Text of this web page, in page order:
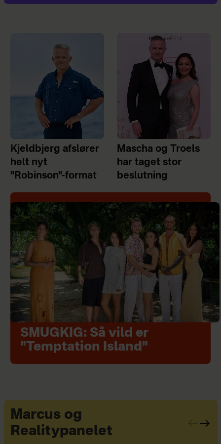
Kjeldbjerg afslører
helt nyt
"Robinson"-format
Mascha og Troels
har taget stor
beslutning
SMUGKIG: Så vild er
"Temptation Island"
Marcus og
Realitypanelet